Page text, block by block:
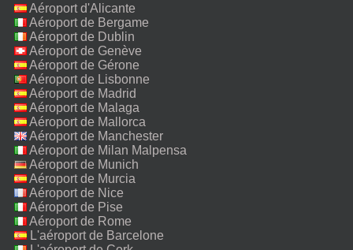
Aéroport d'Alicante
Aéroport de Bergame
Aéroport de Dublin
Aéroport de Genève
Aéroport de Gérone
Aéroport de Lisbonne
Aéroport de Madrid
Aéroport de Malaga
Aéroport de Mallorca
Aéroport de Manchester
Aéroport de Milan Malpensa
Aéroport de Munich
Aéroport de Murcia
Aéroport de Nice
Aéroport de Pise
Aéroport de Rome
Fiumicino
L'aéroport de Barcelone